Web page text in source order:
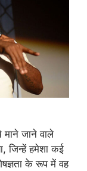
जाने वाले
जिन्हें हमेशा कई
के रूप में वह